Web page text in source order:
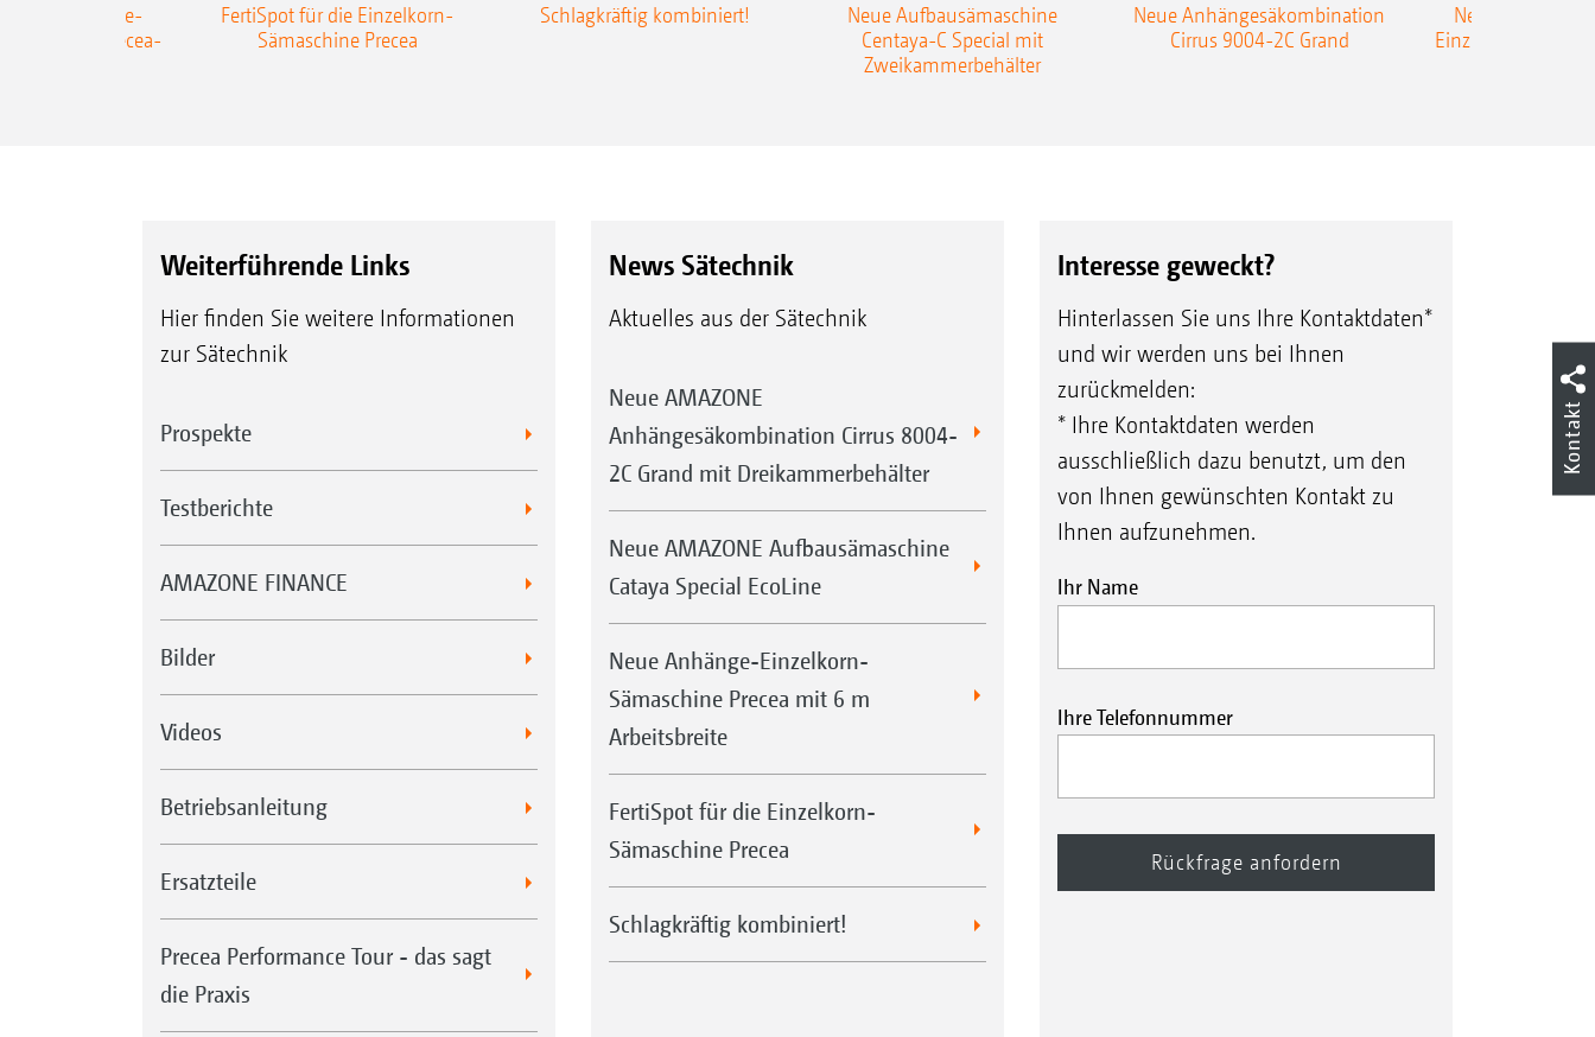
Anhänge-
Precea-
FertiSpot für die Einzelkorn-
Sämaschine Precea
Schlagkräftig kombiniert!
Neue Aufbausämaschine
Centaya-C Special mit
Zweikammerbehälter
Neue Anhängesäkombination
Cirrus 9004-2C Grand
Neue
Einzelkorn-
Weiterführende Links
Hier finden Sie weitere Informationen
zur Sätechnik
Prospekte
Testberichte
AMAZONE FINANCE
Bilder
Videos
Betriebsanleitung
Ersatzteile
Precea Performance Tour - das sagt
die Praxis
News Sätechnik
Aktuelles aus der Sätechnik
Neue AMAZONE
Anhängesäkombination Cirrus 8004-
2C Grand mit Dreikammerbehälter
Neue AMAZONE Aufbausämaschine
Cataya Special EcoLine
Neue Anhänge-Einzelkorn-
Sämaschine Precea mit 6 m
Arbeitsbreite
FertiSpot für die Einzelkorn-
Sämaschine Precea
Schlagkräftig kombiniert!
Interesse geweckt?
Hinterlassen Sie uns Ihre Kontaktdaten*
und wir werden uns bei Ihnen
zurückmelden:
* Ihre Kontaktdaten werden
ausschließlich dazu benutzt, um den
von Ihnen gewünschten Kontakt zu
Ihnen aufzunehmen.
Ihr Name
Ihre Telefonnummer
Kontakt